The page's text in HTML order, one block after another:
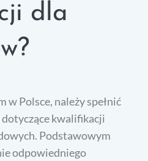
dla
w Polsce, należy spełnić
kwalifikacji
Podstawowym
odpowiedniego